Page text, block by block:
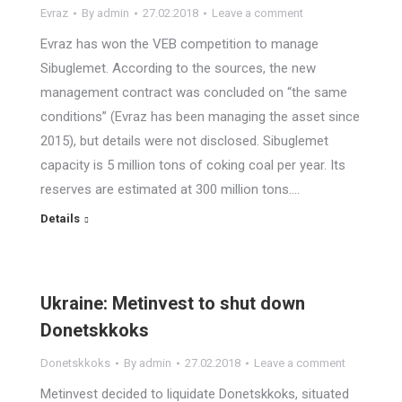
Evraz By admin 27.02.2018 Leave a comment
Evraz has won the VEB competition to manage
Sibuglemet. According to the sources, the new
management contract was concluded on “the same
conditions” (Evraz has been managing the asset since
2015), but details were not disclosed. Sibuglemet
capacity is 5 million tons of coking coal per year. Its
reserves are estimated at 300 million tons.…
Details
Ukraine: Metinvest to shut down
Donetskkoks
Donetskkoks By admin 27.02.2018 Leave a comment
Metinvest decided to liquidate Donetskkoks, situated